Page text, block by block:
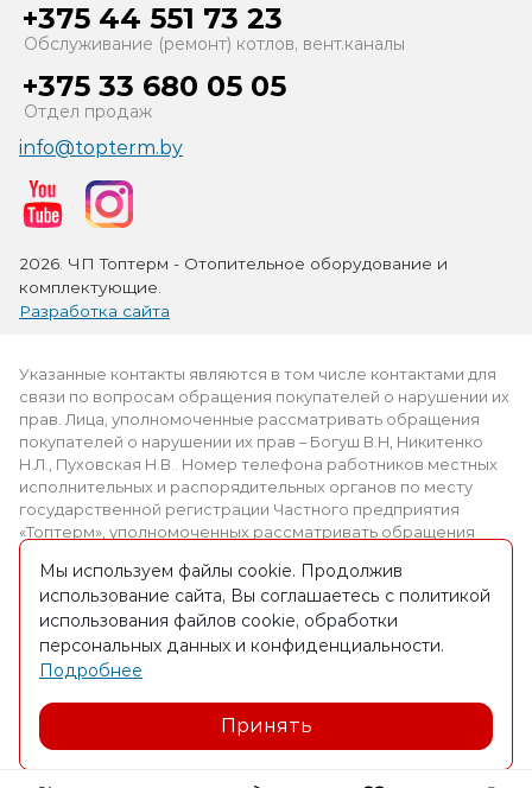
+375 44 551 73 23
Обслуживание (ремонт) котлов, вент.каналы
+375 33 680 05 05
Отдел продаж
info@topterm.by
2026. ЧП Топтерм - Отопительное оборудование и
комплектующие.
Разработка сайта
Указанные контакты являются в том числе контактами для
связи по вопросам обращения покупателей о нарушении их
прав. Лица, уполномоченные рассматривать обращения
покупателей о нарушении их прав – Богуш В.Н, Никитенко
Н.Л., Пуховская Н.В.. Номер телефона работников местных
исполнительных и распорядительных органов по месту
государственной регистрации Частного предприятия
«Топтерм», уполномоченных рассматривать обращения
Интернет-магазин зарегистрирован в торговом реестре
09.03.2016. № регистрации 309012
Частное предприятие «Топтерм» УНП 490826650, адрес:
223027, Минск, ул. П.Бровки 30, оф.30
Юр. адрес: г. Рогачёв, ул. Друтская, 230-1, УНП 490826650,
зарегистрировано Рогачевским РИК 08.12.2009г.
Мы используем файлы cookie. Продолжив
использование сайта, Вы соглашаетесь с политикой
использования файлов cookie, обработки
персональных данных и конфиденциальности.
Подробнее
Принять